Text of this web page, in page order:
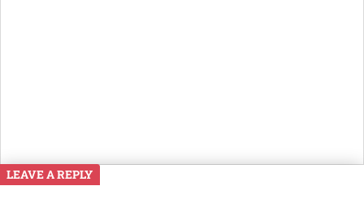
LEAVE A REPLY